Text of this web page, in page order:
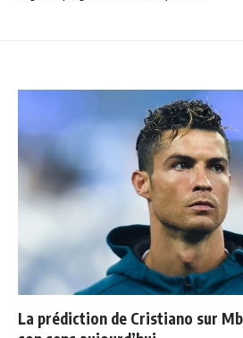
La prédiction de Cristiano sur